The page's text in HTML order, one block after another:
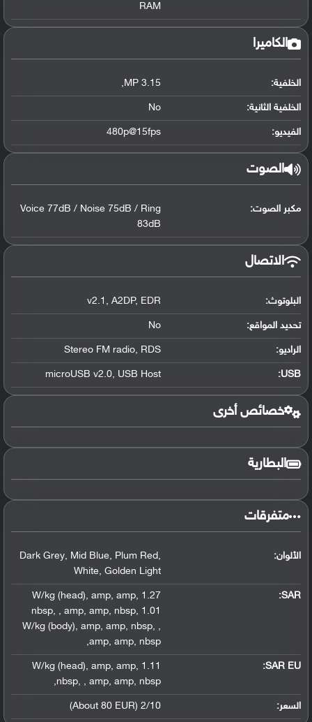
RAM
الكاميرا
الخلفية: 3.15 MP
,
الخلفية الثانية: No
الفيديو: 480p@15fps
الصوت
مكبر الصوت:
Voice 77dB / Noise 75dB / Ring
83dB
الاتصال
البلوتوث:
v2.1 , A2DP, EDR
تحديد المواقع:
No
الراديو: Stereo FM radio, RDS
USB
:
microUSB v2.0, USB Host
خصائص أخرى
البطارية
متفرقات
الألوان: Dark Grey, Mid Blue, Plum Red,
White, Golden Light
SAR
:
1.27 W/kg (head)
, amp, amp,
nbsp, , amp, amp, nbsp, 1.01
W/kg (body), amp, amp, nbsp, ,
amp, amp, nbsp
,
SAR EU:
1.11 W/kg (head)
, amp, amp,
nbsp, , amp, amp, nbsp
,
السعر: 2/10 (About 80 EUR)